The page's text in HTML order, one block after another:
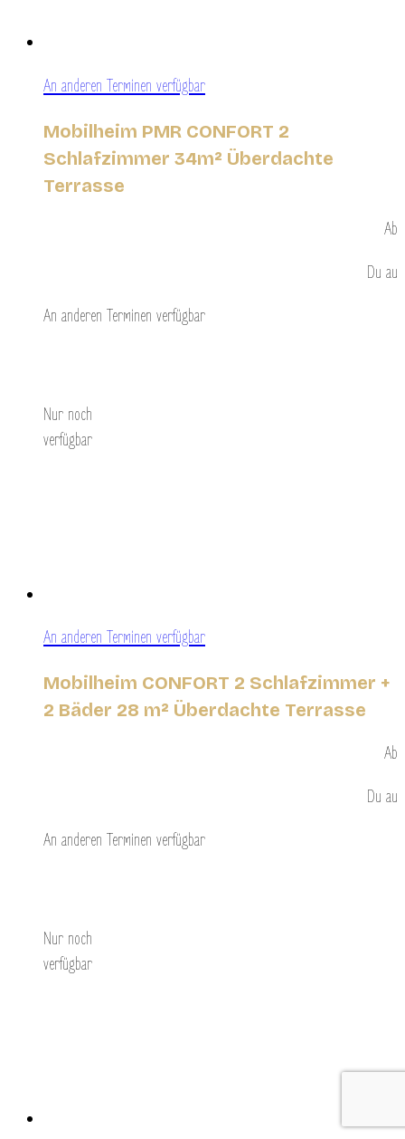
An anderen Terminen verfügbar
Mobilheim PMR CONFORT 2
Schlafzimmer 34m² Überdachte
Terrasse
Ab
Du au
An anderen Terminen verfügbar
Nur noch
verfügbar
An anderen Terminen verfügbar
Mobilheim CONFORT 2 Schlafzimmer +
2 Bäder 28 m² Überdachte Terrasse
Ab
Du au
An anderen Terminen verfügbar
Nur noch
verfügbar